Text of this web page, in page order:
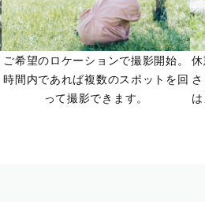
ご希望のロケーションで撮影開始。
時間内であれば複数のスポットを回
って撮影できます。